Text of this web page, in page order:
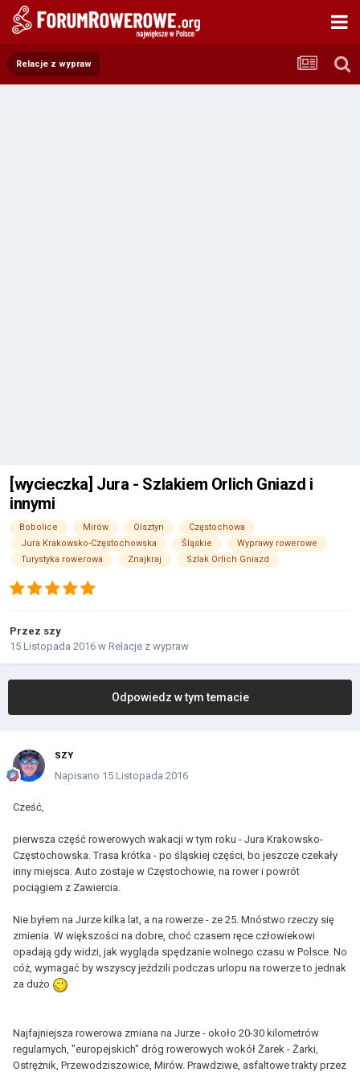
Relacje z wypraw
[wycieczka] Jura - Szlakiem Orlich Gniazd i
innymi
Bobolice Mirów Olsztyn
Częstochowa
Jura Krakowsko-Częstochowska
Śląskie
Wyprawy rowerowe
Turystyka rowerowa
Znajkraj Szlak Orlich Gniazd
Przez szy
15 Listopada 2016 w Relacje z wypraw
Odpowiedz w tym temacie
SZY
Napisano 15 Listopada 2016
Cześć,
pierwsza część rowerowych wakacji w tym roku - Jura Krakowsko-
Częstochowska. Trasa krótka - po śląskiej części, bo jeszcze czekały
inny miejsca. Auto zostaje w Częstochowie, na rower i powrót
pociągiem z Zawiercia.
Nie byłem na Jurze kilka lat, a na rowerze - ze 25. Mnóstwo rzeczy się
zmienia. W większości na dobre, choć czasem ręce człowiekowi
opadają gdy widzi, jak wygląda spędzanie wolnego czasu w Polsce. No
cóż, wymagać by wszyscy jeździli podczas urlopu na rowerze to jednak
za dużo
Najfajniejsza rowerowa zmiana na Jurze - około 20-30 kilometrów
regularnych, "europejskich" dróg rowerowych wokół Żarek - Żarki,
Ostrężnik, Przewodziszowice, Mirów. Prawdziwe, asfaltowe trakty przez